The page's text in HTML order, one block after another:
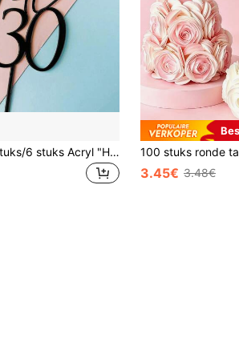
1 stuk/3 stuks/6 stuks Acryl "Hello 18/21/30/40/50/60" spiegelzwarte taarttopper, geschikt voor 30e verjaardagsfeesten, mijlpaalvieringen en dessertdecoratie
3.45€ 3.48€